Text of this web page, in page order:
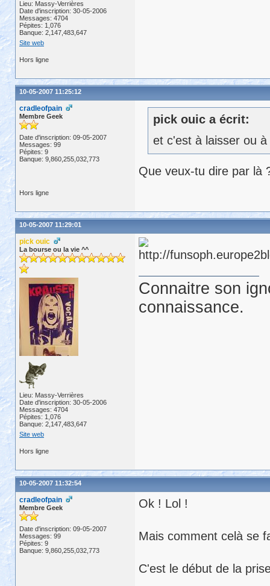
Lieu: Massy-Verrières
Date d'inscription: 30-05-2006
Messages: 4704
Pépites: 1,076
Banque: 2,147,483,647
Site web
Hors ligne
10-05-2007 11:25:12
cradleofpain
Membre Geek
Date d'inscription: 09-05-2007
Messages: 99
Pépites: 9
Banque: 9,860,255,032,773
pick ouic a écrit:
et c'est à laisser ou
Que veux-tu dire par là
Hors ligne
10-05-2007 11:29:01
pick ouic
La bourse ou la vie ^^
Lieu: Massy-Verrières
Date d'inscription: 30-05-2006
Messages: 4704
Pépites: 1,076
Banque: 2,147,483,647
Site web
Connaitre son
connaissance.
Hors ligne
10-05-2007 11:32:54
cradleofpain
Membre Geek
Date d'inscription: 09-05-2007
Messages: 99
Pépites: 9
Banque: 9,860,255,032,773
Ok ! Lol !
Mais comment celà se
C'est le début de la